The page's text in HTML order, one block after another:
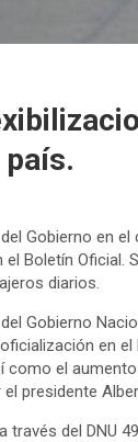
Gobierno en
Boletín
diarios.
Gobierno
en
el
presidente
del DNU